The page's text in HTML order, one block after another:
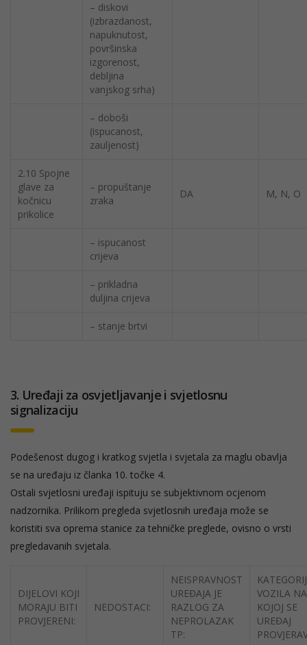
– diskovi
(izbrazdanost,
napuknutost,
površinska
izgorenost,
debljina
vanjskog srha)
– doboši
(ispucanost,
zauljenost)
2.10 Spojne
glave za
kočnicu
prikolice
– propuštanje
zraka
DA M, N, O
– ispucanost
crijeva
– prikladna
duljina crijeva
– stanje brtvi
3. Uređaji za osvjetljavanje i svjetlosnu
signalizaciju
Podešenost dugog i kratkog svjetla i svjetala za maglu obavlja
se na uređaju iz članka 10. točke 4.
Ostali svjetlosni uređaji ispituju se subjektivnom ocjenom
nadzornika. Prilikom pregleda svjetlosnih uređaja može se
koristiti sva oprema stanice za tehničke preglede, ovisno o vrsti
pregledavanih svjetala.
DIJELOVI KOJI
MORAJU BITI
PROVJERENI:
NEDOSTACI:
NEISPRAVNOST
UREĐAJA JE
RAZLOG ZA
NEPROLAZAK
TP:
VOZILA NA
KOJOJ SE
UREĐAJ